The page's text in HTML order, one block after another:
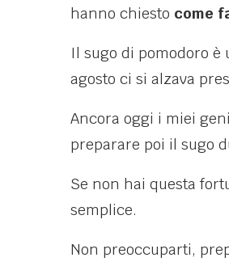
hanno chiesto come
Il sugo di pomodoro
agosto ci si alzava
Ancora oggi i miei
preparare poi il sugo
Se non hai questa
semplice.
Non preoccuparti,